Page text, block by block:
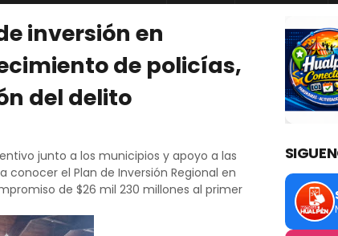
inversión en
de policías,
del delito
junto a los municipios y apoyo a las
conocer el Plan de Inversión Regional en
de $26 mil 230 millones al primer